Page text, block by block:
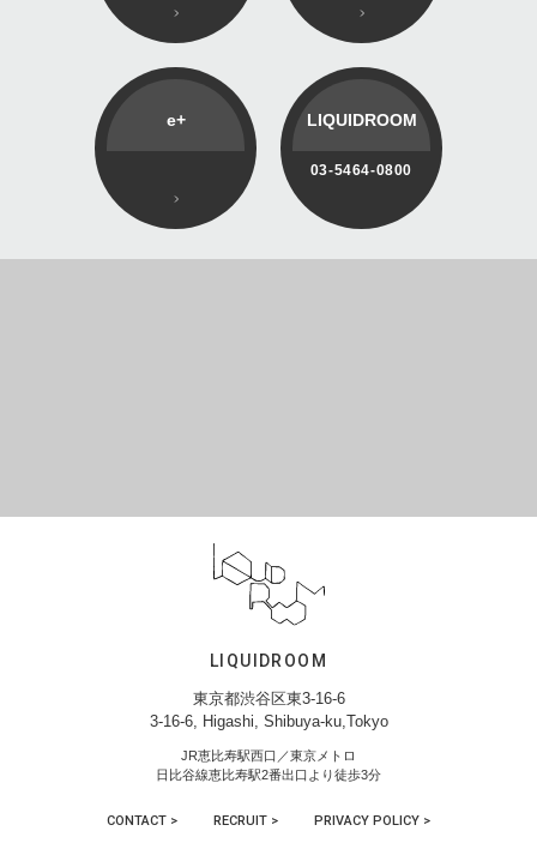
e+ LIQUIDROOM
03-5464-0800
LIQUIDROOM
東京都渋谷区東3-16-6
3-16-6, Higashi, Shibuya-ku,Tokyo
JR恵比寿駅西口／東京メトロ
日比谷線恵比寿駅2番出口より徒歩3分
CONTACT > RECRUIT > PRIVACY POLICY >